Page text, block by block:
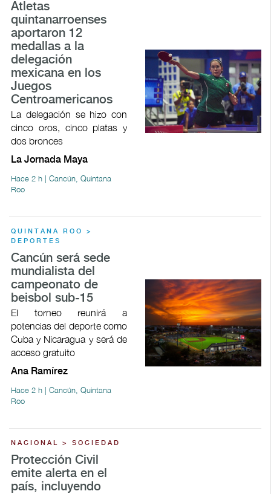
Atletas
quintanarroenses
aportaron 12
medallas a la
delegación
mexicana en los
Juegos
Centroamericanos
La delegación se hizo con
cinco oros, cinco platas y
dos bronces
La Jornada Maya
Hace 2 h | Cancún, Quintana
Roo
QUINTANA ROO >
DEPORTES
Cancún será sede
mundialista del
campeonato de
beisbol sub-15
El torneo reunirá a
potencias del deporte como
Cuba y Nicaragua y será de
acceso gratuito
Ana Ramírez
Hace 2 h | Cancún, Quintana
Roo
NACIONAL > SOCIEDAD
Protección Civil
emite alerta en el
país, incluyendo